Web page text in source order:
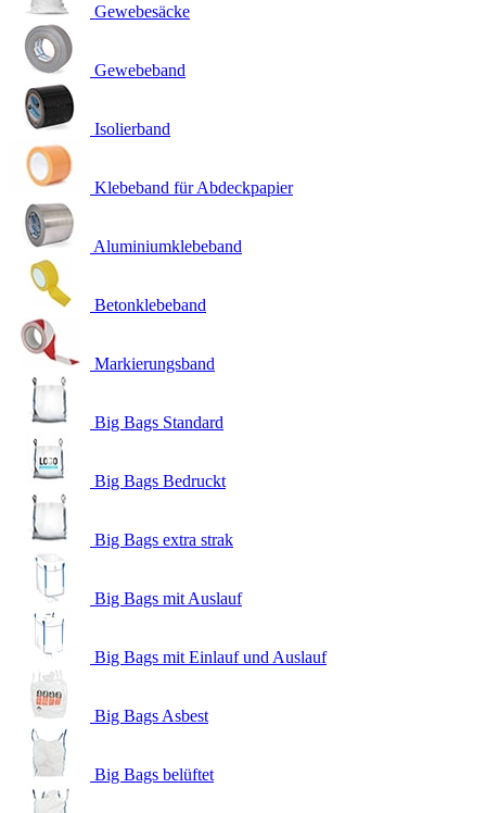
Gewebesäcke
Gewebeband
Isolierband
Klebeband für Abdeckpapier
Aluminiumklebeband
Betonklebeband
Markierungsband
Big Bags Standard
Big Bags Bedruckt
Big Bags extra strak
Big Bags mit Auslauf
Big Bags mit Einlauf und Auslauf
Big Bags Asbest
Big Bags belüftet